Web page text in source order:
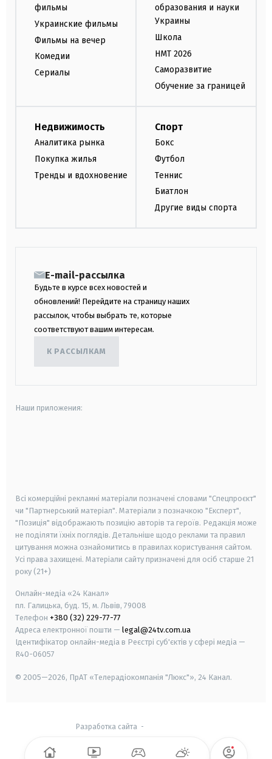
фильмы
Украинские фильмы
Фильмы на вечер
Комедии
Сериалы
образования и науки
Украины
Школа
НМТ 2026
Саморазвитие
Обучение за границей
Недвижимость
Аналитика рынка
Покупка жилья
Тренды и вдохновение
Спорт
Бокс
Футбол
Теннис
Биатлон
Другие виды спорта
E-mail-рассылка
Будьте в курсе всех новостей и
обновлений! Перейдите на страницу наших
рассылок, чтобы выбрать те, которые
соответствуют вашим интересам.
К РАССЫЛКАМ
Наши приложения:
Всі комерційні рекламні матеріали позначені словами "Спецпроєкт"
чи "Партнерський матеріал". Матеріали з позначкою "Експерт",
"Позиція" відображають позицію авторів та героїв. Редакція може
не поділяти їхніх поглядів. Детальніше щодо реклами та правил
цитування можна ознайомитись в правилах користування сайтом.
Усі права захищені. Матеріали сайту призначені для осіб старше 21
року (21+)
Онлайн-медіа «24 Канал»
пл. Галицька, буд. 15, м. Львів, 79008
Телефон +380 (32) 229-77-77
Адреса електронної пошти — legal@24tv.com.ua
Ідентифікатор онлайн-медіа в Реєстрі суб'єктів у сфері медіа —
R40-06057
© 2005—2026, ПрАТ «Телерадіокомпанія "Люкс"», 24 Канал.
Разработка сайта -